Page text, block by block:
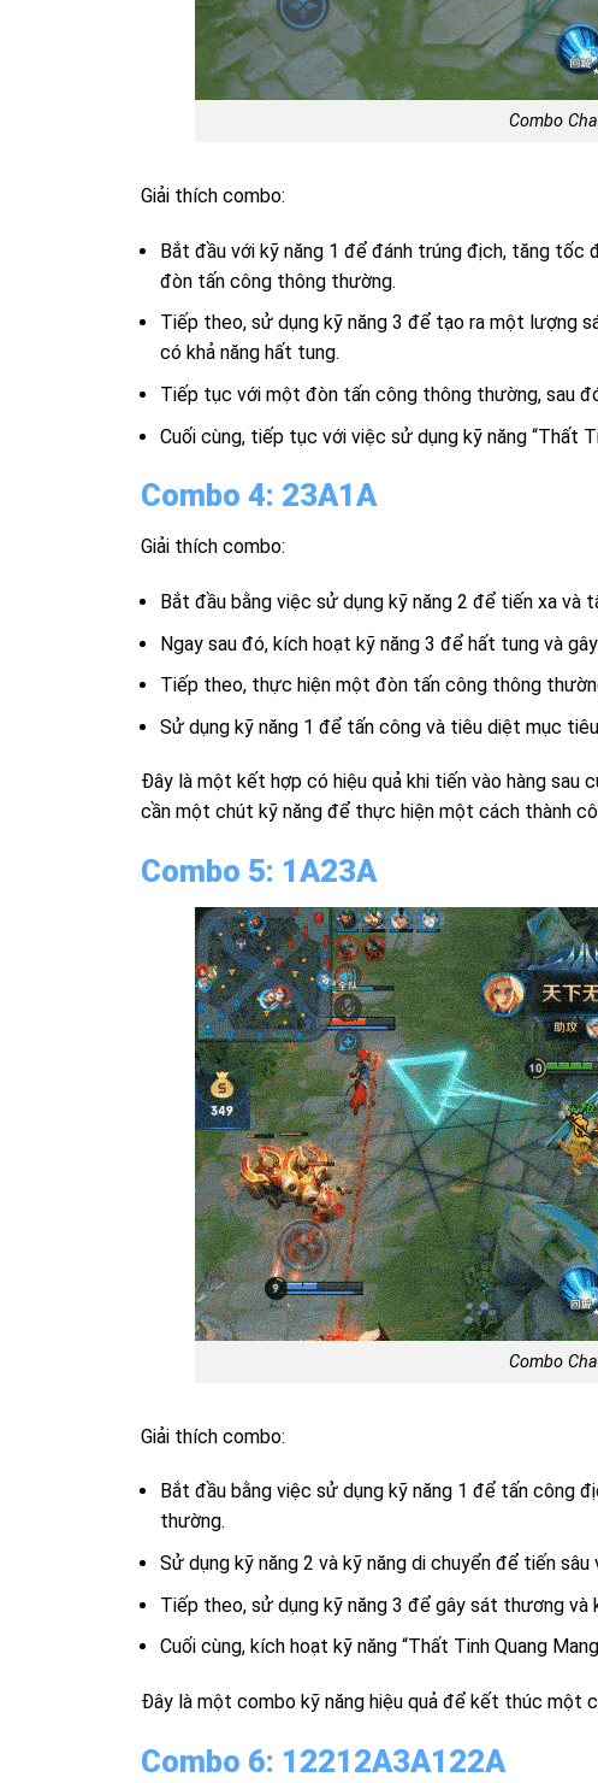
Combo
Giải thích combo:
Bắt đầu với kỹ năng 1 để đánh trúng địch, tăng tốc
đòn tấn công thông thường.
Tiếp theo, sử dụng kỹ năng 3 để tạo ra một lượng
có khả năng hất tung.
Tiếp tục với một đòn tấn công thông thường, sau
Cuối cùng, tiếp tục với việc sử dụng kỹ năng “Thất
Combo 4: 23A1A
Giải thích combo:
Bắt đầu bằng việc sử dụng kỹ năng 2 để tiến xa và
Ngay sau đó, kích hoạt kỹ năng 3 để hất tung và
Tiếp theo, thực hiện một đòn tấn công thông
Sử dụng kỹ năng 1 để tấn công và tiêu diệt mục
Đây là một kết hợp có hiệu quả khi tiến vào hàng sau
cần một chút kỹ năng để thực hiện một cách thành
Combo 5: 1A23A
Combo
Giải thích combo:
Bắt đầu bằng việc sử dụng kỹ năng 1 để tấn công
thường.
Sử dụng kỹ năng 2 và kỹ năng di chuyển để tiến
Tiếp theo, sử dụng kỹ năng 3 để gây sát thương và
Cuối cùng, kích hoạt kỹ năng “Thất Tinh Quang
Đây là một combo kỹ năng hiệu quả để kết thúc một
Combo 6: 12212A3A122A